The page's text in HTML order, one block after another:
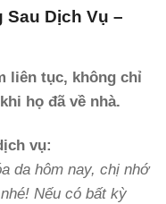
Sau Dịch Vụ –
liên tục, không chỉ
họ đã về nhà.
vụ:
da hôm nay, chị nhớ
Nếu có bất kỳ